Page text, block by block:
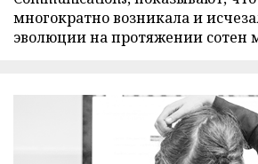
многократно возникала и
эволюции на протяжении сотен